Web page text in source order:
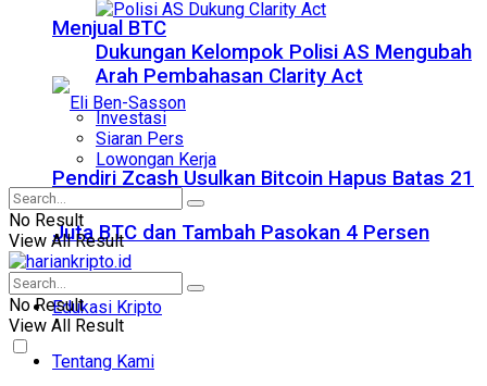
Menjual BTC
Pendiri Zcash Usulkan Bitcoin Hapus Batas 21
Juta BTC dan Tambah Pasokan 4 Persen
Edukasi Kripto
Tentang Kami
Dukungan Kelompok Polisi AS Mengubah
Arah Pembahasan Clarity Act
Investasi
Siaran Pers
Lowongan Kerja
No Result
View All Result
No Result
View All Result